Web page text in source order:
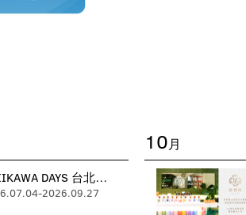
CHIIKAWA DAYS 台北特展
-2026.09.27
10月